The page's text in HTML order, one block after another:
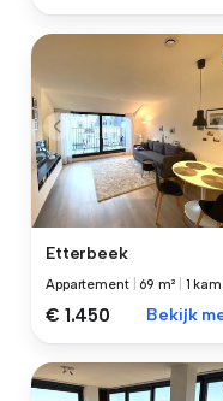
Etterbeek
Appartement 69 m² 1
€ 1.450 Bekijk